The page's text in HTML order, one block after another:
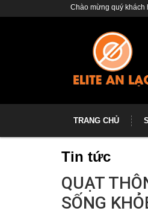
Chào mừng quý khách
TRANG CHỦ
Tin tức
QUẠT
SỐNG